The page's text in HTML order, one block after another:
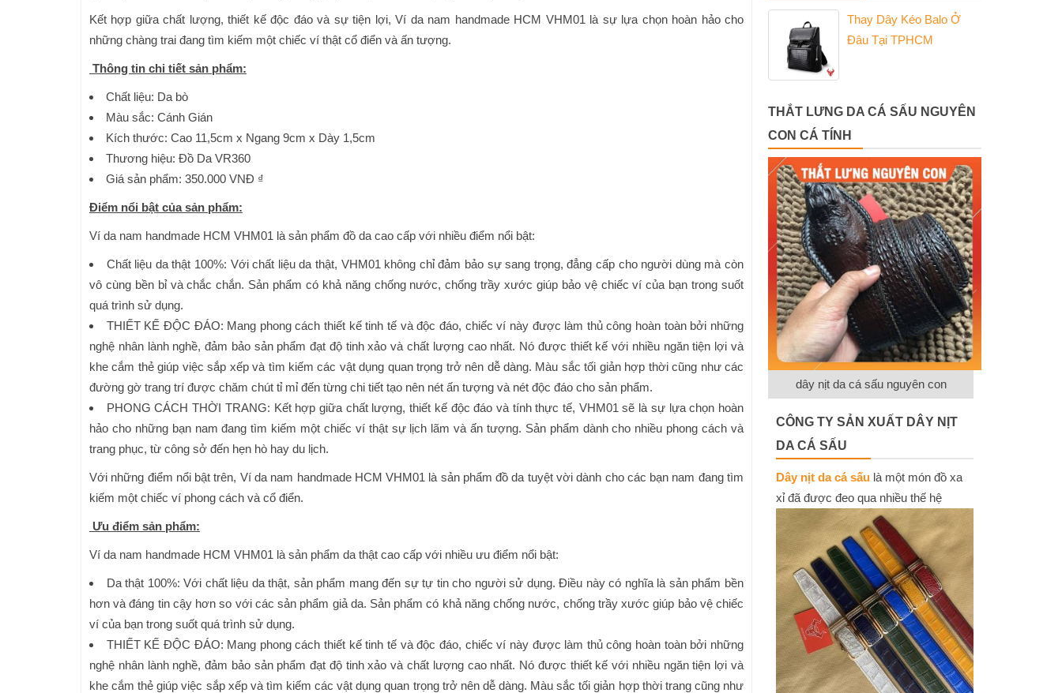
Kết hợp giữa chất lượng, thiết kế độc đáo và sự tiện lợi, Ví da nam handmade HCM VHM01 là sự lựa chọn hoàn hảo cho
những chàng trai đang tìm kiếm một chiếc ví thật cổ điển và ấn tượng.
Thông tin chi tiết sản phẩm:
Chất liệu: Da bò
Màu sắc: Cánh Gián
Kích thước: Cao 11,5cm x Ngang 9cm x Dày 1,5cm
Thương hiệu: Đồ Da VR360
Giá sản phẩm: 350.000 VNĐ ₫
Điểm nổi bật của sản phẩm:
Ví da nam handmade HCM VHM01 là sản phẩm đồ da cao cấp với nhiều điểm nổi bật:
Chất liệu da thật 100%: Với chất liệu da thật, VHM01 không chỉ đảm bảo sự sang trọng, đẳng cấp cho người dùng mà còn
vô cùng bền bỉ và chắc chắn. Sản phẩm có khả năng chống nước, chống trầy xước giúp bảo vệ chiếc ví của bạn trong suốt
quá trình sử dụng.
THIẾT KẾ ĐỘC ĐÁO: Mang phong cách thiết kế tinh tế và độc đáo, chiếc ví này được làm thủ công hoàn toàn bởi những
nghệ nhân lành nghề, đảm bảo sản phẩm đạt độ tinh xảo và chất lượng cao nhất. Nó được thiết kế với nhiều ngăn tiện lợi và
khe cắm thẻ giúp việc sắp xếp và tìm kiếm các vật dụng quan trọng trở nên dễ dàng. Màu sắc tối giản hợp thời cũng như các
đường gờ trang trí được chăm chút tỉ mỉ đến từng chi tiết tạo nên nét ấn tượng và nét độc đáo cho sản phẩm.
PHONG CÁCH THỜI TRANG: Kết hợp giữa chất lượng, thiết kế độc đáo và tính thực tế, VHM01 sẽ là sự lựa chọn hoàn
hảo cho những bạn nam đang tìm kiếm một chiếc ví thật sự lịch lãm và ấn tượng. Sản phẩm dành cho nhiều phong cách và
trang phục, từ công sở đến hẹn hò hay du lịch.
Với những điểm nổi bật trên, Ví da nam handmade HCM VHM01 là sản phẩm đồ da tuyệt vời dành cho các bạn nam đang tìm
kiếm một chiếc ví phong cách và cổ điển.
Ưu điểm sản phẩm:
Ví da nam handmade HCM VHM01 là sản phẩm da thật cao cấp với nhiều ưu điểm nổi bật:
Da thật 100%: Với chất liệu da thật, sản phẩm mang đến sự tự tin cho người sử dụng. Điều này có nghĩa là sản phẩm bền
hơn và đáng tin cậy hơn so với các sản phẩm giả da. Sản phẩm có khả năng chống nước, chống trầy xước giúp bảo vệ chiếc
ví của bạn trong suốt quá trình sử dụng.
THIẾT KẾ ĐỘC ĐÁO: Mang phong cách thiết kế tinh tế và độc đáo, chiếc ví này được làm thủ công hoàn toàn bởi những
nghệ nhân lành nghề, đảm bảo sản phẩm đạt độ tinh xảo và chất lượng cao nhất. Nó được thiết kế với nhiều ngăn tiện lợi và
khe cắm thẻ giúp việc sắp xếp và tìm kiếm các vật dụng quan trọng trở nên dễ dàng. Màu sắc tối giản hợp thời trang cũng như
Thay Dây Kéo Balo Ở
Đâu Tại TPHCM
THẮT LƯNG DA CÁ SẤU NGUYÊN
CON CÁ TÍNH
dây nịt da cá sấu nguyên con
CÔNG TY SẢN XUẤT DÂY NỊT
DA CÁ SẤU
Dây nịt da cá sấu là một món đồ xa
xỉ đã được đeo qua nhiều thế hệ